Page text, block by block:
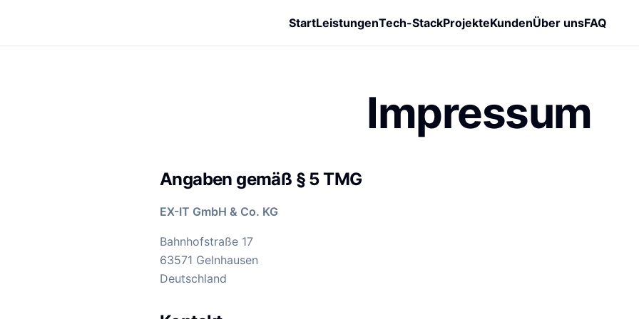
StartLeistungenTech-StackProjekteKundenÜber unsFAQ
Impressum
Angaben gemäß § 5 TMG
EX-IT GmbH & Co. KG
Bahnhofstraße 17
63571 Gelnhausen
Deutschland